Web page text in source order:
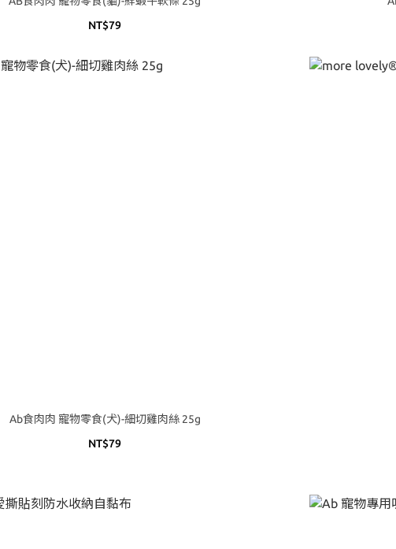
NT$79
Ab食肉肉 寵物零食(犬)-細切雞肉絲 25g
NT$79